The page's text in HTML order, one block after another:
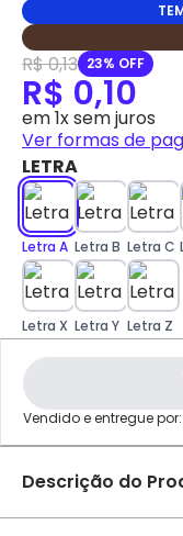
DISPONÍVEL
Na Eletrotrafo
pago, e você
imposto de
chegar, você
em até 7 dias.
R$ 0,13 23% OFF
R$ 0,10
em 1x sem juros
Ver formas de
LETRA
Letra A Letra B Letra C
Letra X Letra Y Letra Z
Vendido e entregue por:
Descrição do